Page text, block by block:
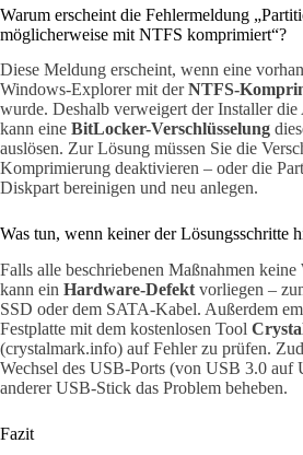
Warum erscheint die Fehlermeldung
möglicherweise mit NTFS komprimiert“?
Diese Meldung erscheint, wenn eine
Windows-Explorer mit derNTFS-
wurde. Deshalb verweigert der Installer
kann eine BitLocker-Verschlüsselung
auslösen. Zur Lösung müssen Sie die
Komprimierung deaktivieren – oder die
Diskpart bereinigen und neu anlegen.
Was tun, wenn keiner der Lösungsschritte
Falls alle beschriebenen Maßnahmen
kann ein Hardware-Defekt vorliegen –
SSD oder dem SATA-Kabel. Außerdem
Festplatte mit dem kostenlosen Tool
(crystalmark.info) auf Fehler zu prüfen.
Wechsel des USB-Ports (von USB 3.0 auf
anderer USB-Stick das Problem beheben.
Fazit